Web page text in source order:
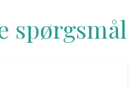
spørgsmål